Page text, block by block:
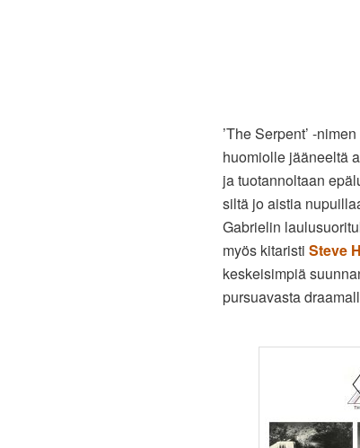
’The Serpent’ -
huomiolle jääneeltä
ja tuotannoltaan
siltä jo aistia
Gabrielin
myös kitaristi Steve
keskeisimpiä
pursuavasta